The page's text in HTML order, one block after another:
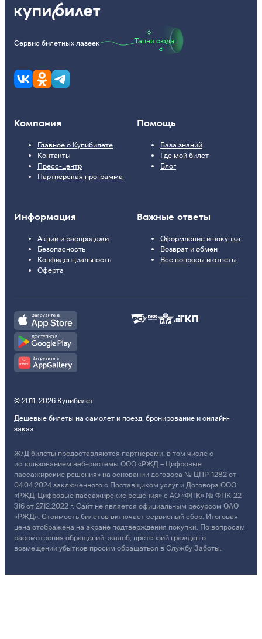
Сервис билетных лазеек Тапни сюда
Компания
Главное о Купибилете
Контакты
Пресс-центр
Партнерская программа
Помощь
База знаний
Где мой билет
Блог
Информация
Акции и распродажи
Безопасность
Конфиденциальность
Оферта
Важные ответы
Оформление и покупка
Возврат и обмен
Все вопросы и ответы
© 2011–2026 Купибилет
Дешевые билеты на самолет и поезд, бронирование и онлайн-
заказ
Ж/Д билеты предоставляются партнёрами, в том числе с
использованием веб-системы ООО «РЖД – Цифровые
пассажирские решения» на основании договора № ЦПР-1282 от
04.04.2024 заключенного с Поставщиком услуг и Договора ООО
«РЖД-Цифровые пассажирские решения» с АО «ФПК» № ФПК-22-
316 от 27.12.2022 г. Сайт не является официальным ресурсом ОАО
«РЖД». Стоимость билетов включает сервисный сбор. Итоговая
цена отображена на экране подтверждения покупки. По вопросам
рассмотрения обращений, жалоб, претензий граждан о
возмещении убытков просим обращаться в Службу Заботы.